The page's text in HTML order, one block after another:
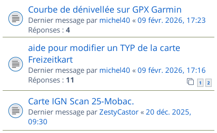
Courbe de dénivellée sur GPX Garmin
Dernier message par michel40 « 09 févr. 2026, 17:23
Réponses : 4
aide pour modifier un TYP de la carte
Freizeitkart
Dernier message par michel40 « 09 févr. 2026, 17:16
Réponses : 11 1 2
Carte IGN Scan 25-Mobac.
Dernier message par ZestyCastor « 20 déc. 2025,
09:30